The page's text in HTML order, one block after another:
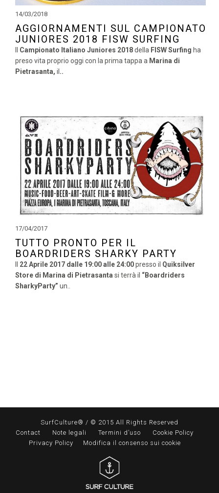
14/03/2018
AGGIORNAMENTI SUL CAMPIONATO
JUNIORES 2018 FISW SURFING
Campionato Italiano Juniores 2018della FISW Surfing ha
preso vita proprio oggi con la prima tappa a Marina di
Pietrasanta, il ..
17/04/2017
TUTTO PRONTO PER IL
BOARDRIDERS SHARKY PARTY
22 Aprile 2017 dalle 19:00 alle 24:00presso il Quiksilver
Store di Marina di Pietrasanta si terrà il “Boardriders
SharkyParty” un..
SurfCulture® / © 2015 All Rights Reserved
Contact
Note legali Termini d’uso
Cookie Policy
Privacy Policy
Modifica il consenso sui cookie